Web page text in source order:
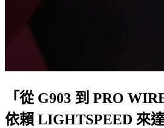
「從 G903 到 PRO
依賴 LIGHTSPEED 來